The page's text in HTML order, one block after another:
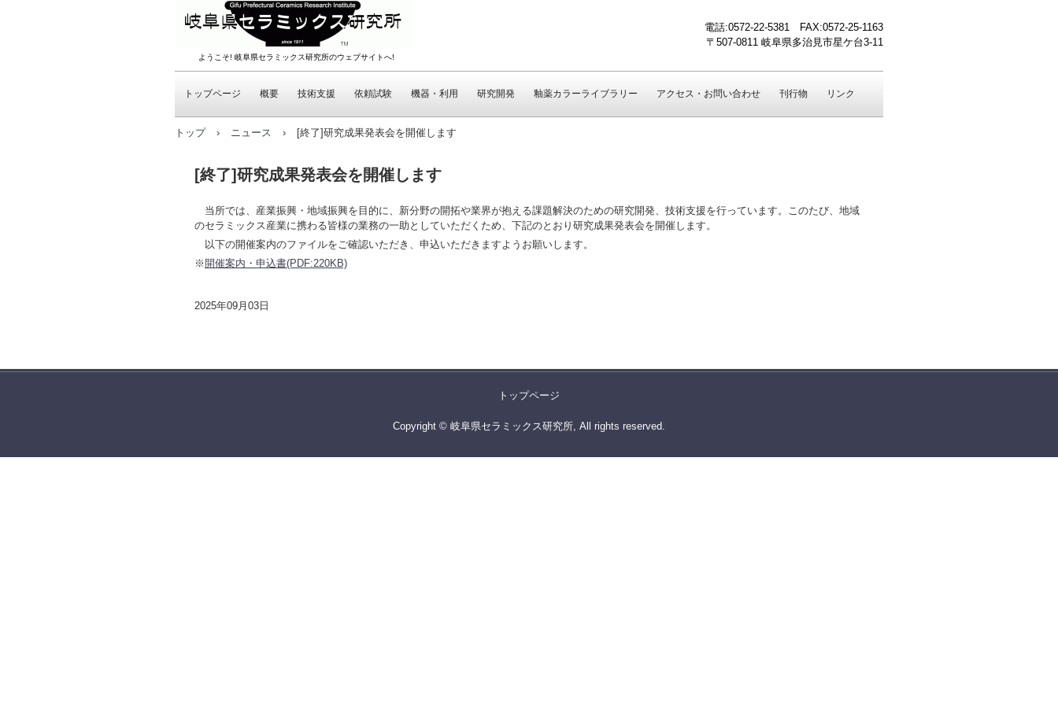
ようこそ! 岐阜県セラミックス研究所のウェブサイトへ!
電話:0572-22-5381 FAX:0572-25-1163
〒507-0811 岐阜県多治見市星ケ台3-11
トップページ 概要 技術支援 依頼試験 機器・利用 研究開発 釉薬カラーライブラリー アクセス・お問い合わせ 刊行物 リンク
トップ › ニュース › [終了]研究成果発表会を開催します
[終了]研究成果発表会を開催します
当所では、産業振興・地域振興を目的に、新分野の開拓や業界が抱える課題解決のための研究開発、技術支援を行っています。このたび、地域
のセラミックス産業に携わる皆様の業務の一助としていただくため、下記のとおり研究成果発表会を開催します。
以下の開催案内のファイルをご確認いただき、申込いただきますようお願いします。
※ 開催案内・申込書(PDF:220KB)
2025年09月03日
トップページ
Copyright © 岐阜県セラミックス研究所, All rights reserved.